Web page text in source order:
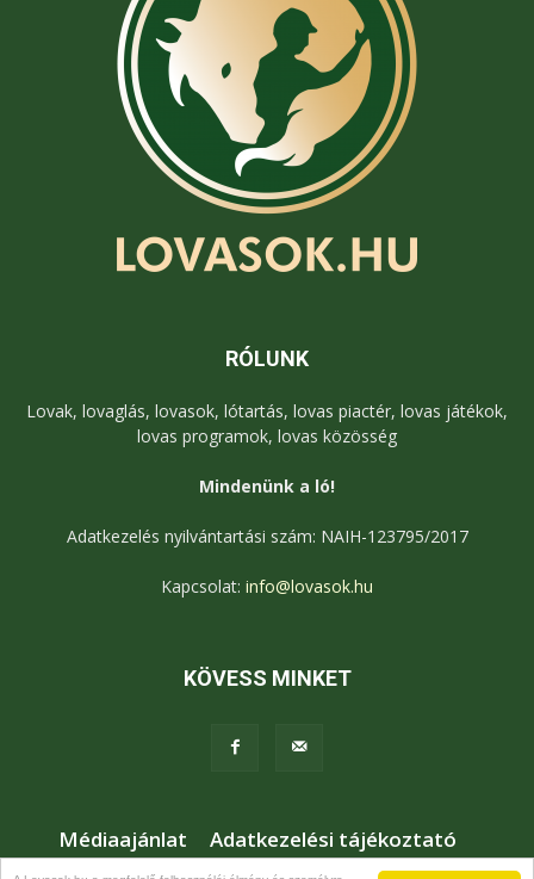
RÓLUNK
Lovak, lovaglás, lovasok, lótartás, lovas piactér, lovas játékok,
lovas programok, lovas közösség
Mindenünk a ló!
Adatkezelés nyilvántartási szám: NAIH-123795/2017
Kapcsolat: info@lovasok.hu
KÖVESS MINKET
Médiaajánlat
Adatkezelési tájékoztató
Jogi nyilatkozat
Karrier Kapcsolat